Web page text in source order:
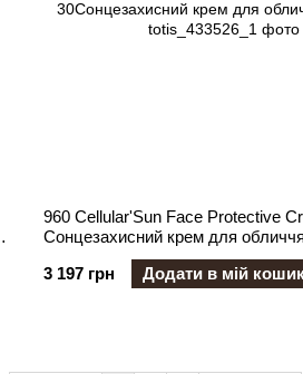
960 Cellular'Sun Face Protective
Сонцезахисний крем для
3 197 грн
Додати в мій